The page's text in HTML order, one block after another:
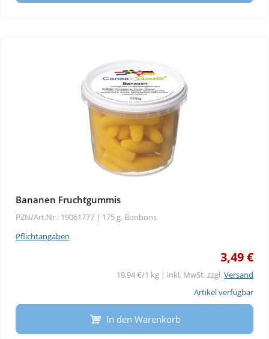
Bananen Fruchtgummis
PZN/Art.Nr.: 19061777 | 175 g, Bonbons
Pflichtangaben
3,49 €
19,94 €/1 kg | inkl. MwSt. zzgl.Versand
Artikel verfügbar
In den Warenkorb